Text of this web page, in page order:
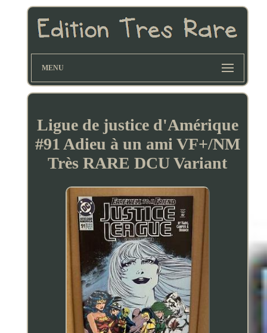
MENU
Ligue de justice d'Amérique
#91 Adieu à un ami VF+/NM
Très RARE DCU Variant